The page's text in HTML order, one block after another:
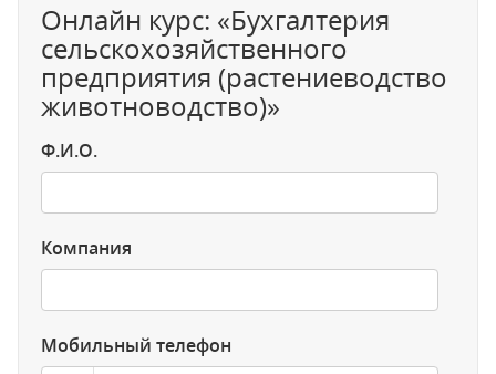
Онлайн курс: «Бухгалтерия
сельскохозяйственного
предприятия (растениеводство
животноводство)»
Ф.И.О.
Компания
Мобильный телефон